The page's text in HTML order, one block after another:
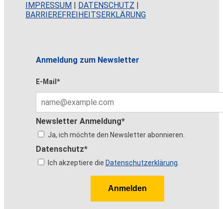
IMPRESSUM
DATENSCHUTZ
BARRIEREFREIHEITSERKLÄRUNG
Anmeldung zum Newsletter
E-Mail*
Newsletter Anmeldung*
Ja, ich möchte den Newsletter abonnieren.
Datenschutz*
Ich akzeptiere die Datenschutzerklärung
Anmelden